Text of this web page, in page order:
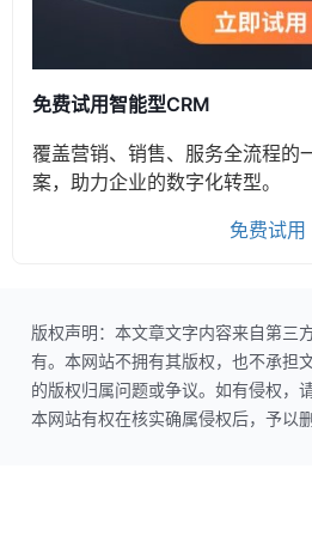
免费试用智能型CRM
覆盖营销、销售、服务全流程的
案，助力企业的数字化转型。
免费试用
版权声明：本文章文字内容来自第三
有。本网站不拥有其版权，也不承担
的版权归属问题或争议。如有侵权，请
本网站有权在核实确属侵权后，予以